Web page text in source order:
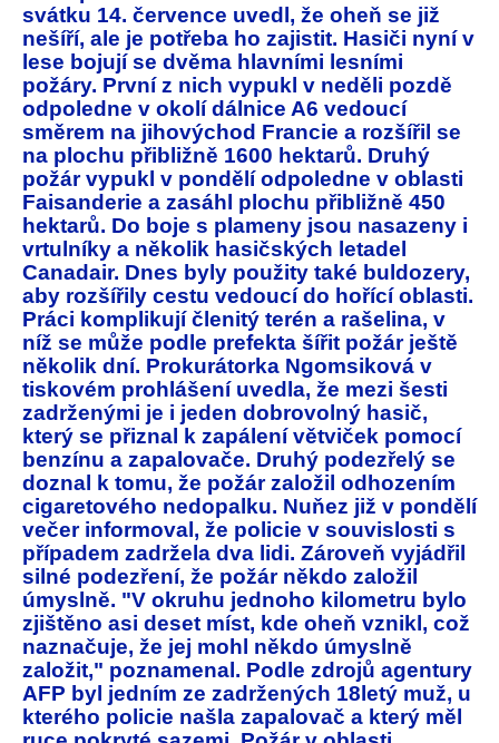
svátku 14. července uvedl, že oheň se již
nešíří, ale je potřeba ho zajistit. Hasiči nyní v
lese bojují se dvěma hlavními lesními
požáry. První z nich vypukl v neděli pozdě
odpoledne v okolí dálnice A6 vedoucí
směrem na jihovýchod Francie a rozšířil se
na plochu přibližně 1600 hektarů. Druhý
požár vypukl v pondělí odpoledne v oblasti
Faisanderie a zasáhl plochu přibližně 450
hektarů. Do boje s plameny jsou nasazeny i
vrtulníky a několik hasičských letadel
Canadair. Dnes byly použity také buldozery,
aby rozšířily cestu vedoucí do hořící oblasti.
Práci komplikují členitý terén a rašelina, v
níž se může podle prefekta šířit požár ještě
několik dní. Prokurátorka Ngomsiková v
tiskovém prohlášení uvedla, že mezi šesti
zadrženými je i jeden dobrovolný hasič,
který se přiznal k zapálení větviček pomocí
benzínu a zapalovače. Druhý podezřelý se
doznal k tomu, že požár založil odhozením
cigaretového nedopalku. Nuňez již v pondělí
večer informoval, že policie v souvislosti s
případem zadržela dva lidi. Zároveň vyjádřil
silné podezření, že požár někdo založil
úmyslně. "V okruhu jednoho kilometru bylo
zjištěno asi deset míst, kde oheň vznikl, což
naznačuje, že jej mohl někdo úmyslně
založit," poznamenal. Podle zdrojů agentury
AFP byl jedním ze zadržených 18letý muž, u
kterého policie našla zapalovač a který měl